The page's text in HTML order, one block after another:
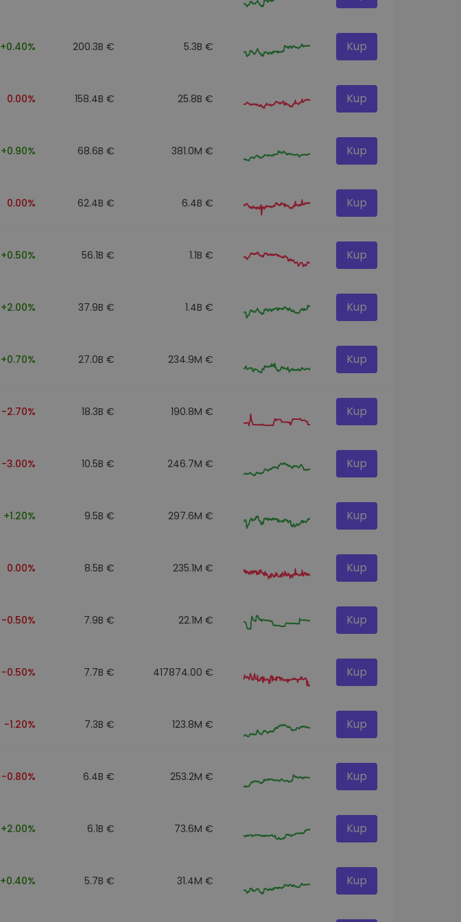
+0.40% 200.3B € 5.3B € Kup
0.00% 158.4B € 25.8B € Kup
+0.90% 68.6B € 381.0M € Kup
0.00% 62.4B € 6.4B € Kup
+0.50% 56.1B € 1.1B € Kup
+2.00% 37.9B € 1.4B € Kup
+0.70% 27.0B € 234.9M € Kup
-2.70% 18.3B € 190.8M € Kup
-3.00% 10.5B € 246.7M € Kup
+1.20% 9.5B € 297.6M € Kup
0.00% 8.5B € 235.1M € Kup
-0.50% 7.9B € 22.1M € Kup
-0.50% 7.7B € 417874.00 € Kup
-1.20% 7.3B € 123.8M € Kup
-0.80% 6.4B € 253.2M € Kup
+2.00% 6.1B € 73.6M € Kup
+0.40% 5.7B € 31.4M € Kup